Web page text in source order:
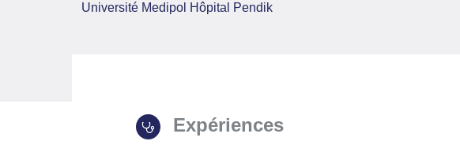
Université Medipol Hôpital Pendik
Expériences